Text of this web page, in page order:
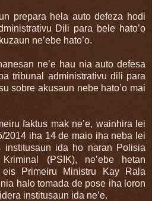
prepara hela auto defeza hodi
Dili para bele hato’o
ne’ebe hato’o.
ne’e hau nia auto defesa
tribunal administrativu dili para
sobre akusaun nebe hato’o mai
faktus mak ne’e, wainhira lei
2014 iha 14 de maio iha neba lei
institusaun ida ho naran Polisia
(PSIK), ne’ebe hetan
Primeiru Ministru Kay Rala
halo tomada de pose iha loron
institusaun ida ne’e.